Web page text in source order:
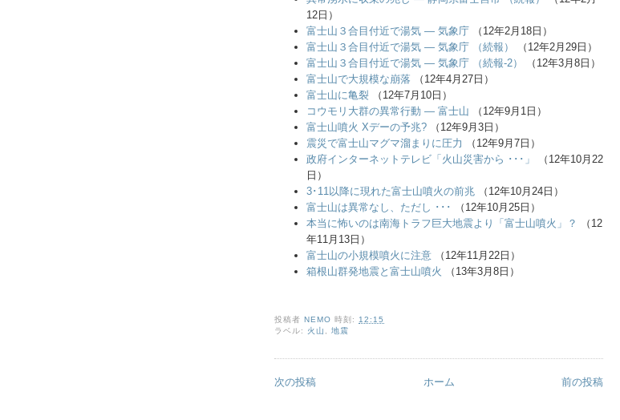
12日）
富士山３合目付近で湯気 ― 気象庁 （12年2月18日）
富士山３合目付近で湯気 ― 気象庁 （続報）
（12年2月29日）
富士山３合目付近で湯気 ― 気象庁 （続報-2）
（12年3月8日）
富士山で大規模な崩落 （12年4月27日）
富士山に亀裂 （12年7月10日）
コウモリ大群の異常行動 ― 富士山 （12年9月1日）
富士山噴火 Xデーの予兆? （12年9月3日）
震災で富士山マグマ溜まりに圧力
（12年9月7日）
政府インターネットテレビ「火山災害から ･･･」
（12年10月22
日）
3･11以降に現れた富士山噴火の前兆 （12年10月24日）
富士山は異常なし、ただし ･･･
（12年10月25日）
本当に怖いのは南海トラフ巨大地震より「富士山噴火」？
（12
年11月13日）
富士山の小規模噴火に注意 （12年11月22日）
箱根山群発地震と富士山噴火
（13年3月8日）
投稿者NEMO 時刻: 12:15
ラベル: 火山 ,地震
次の投稿 前の投稿
ホーム